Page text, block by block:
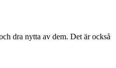
dra nytta av dem. Det är också